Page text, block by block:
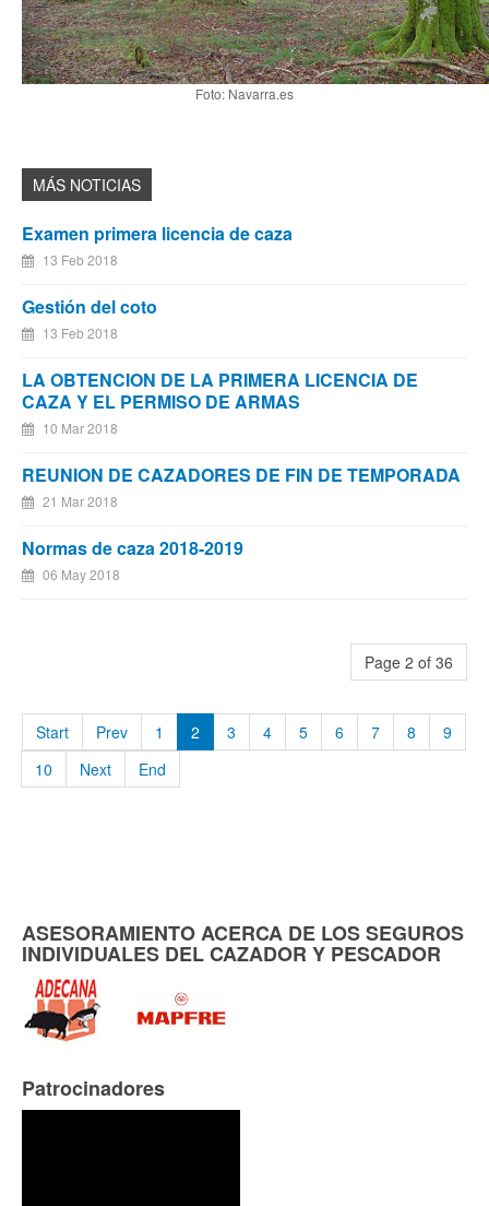
Foto: Navarra.es
Examen primera licencia de caza
13 Feb 2018
Gestión del coto
13 Feb 2018
LA OBTENCION DE LA PRIMERA LICENCIA DE
CAZA Y EL PERMISO DE ARMAS
10 Mar 2018
REUNION DE CAZADORES DE FIN DE TEMPORADA
21 Mar 2018
Normas de caza 2018-2019
06 May 2018
Page 2 of 36
Start Prev 1 2 3 4 5 6 7 8
9
10
Next End
ASESORAMIENTO ACERCA DE LOS SEGUROS
INDIVIDUALES DEL CAZADOR Y PESCADOR
Patrocinadores